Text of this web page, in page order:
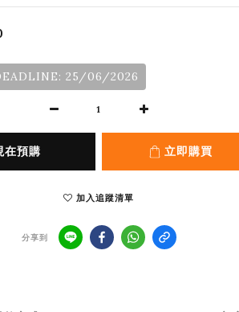
25/06/2026
在預購 立即購買
加入追蹤清單
分享到